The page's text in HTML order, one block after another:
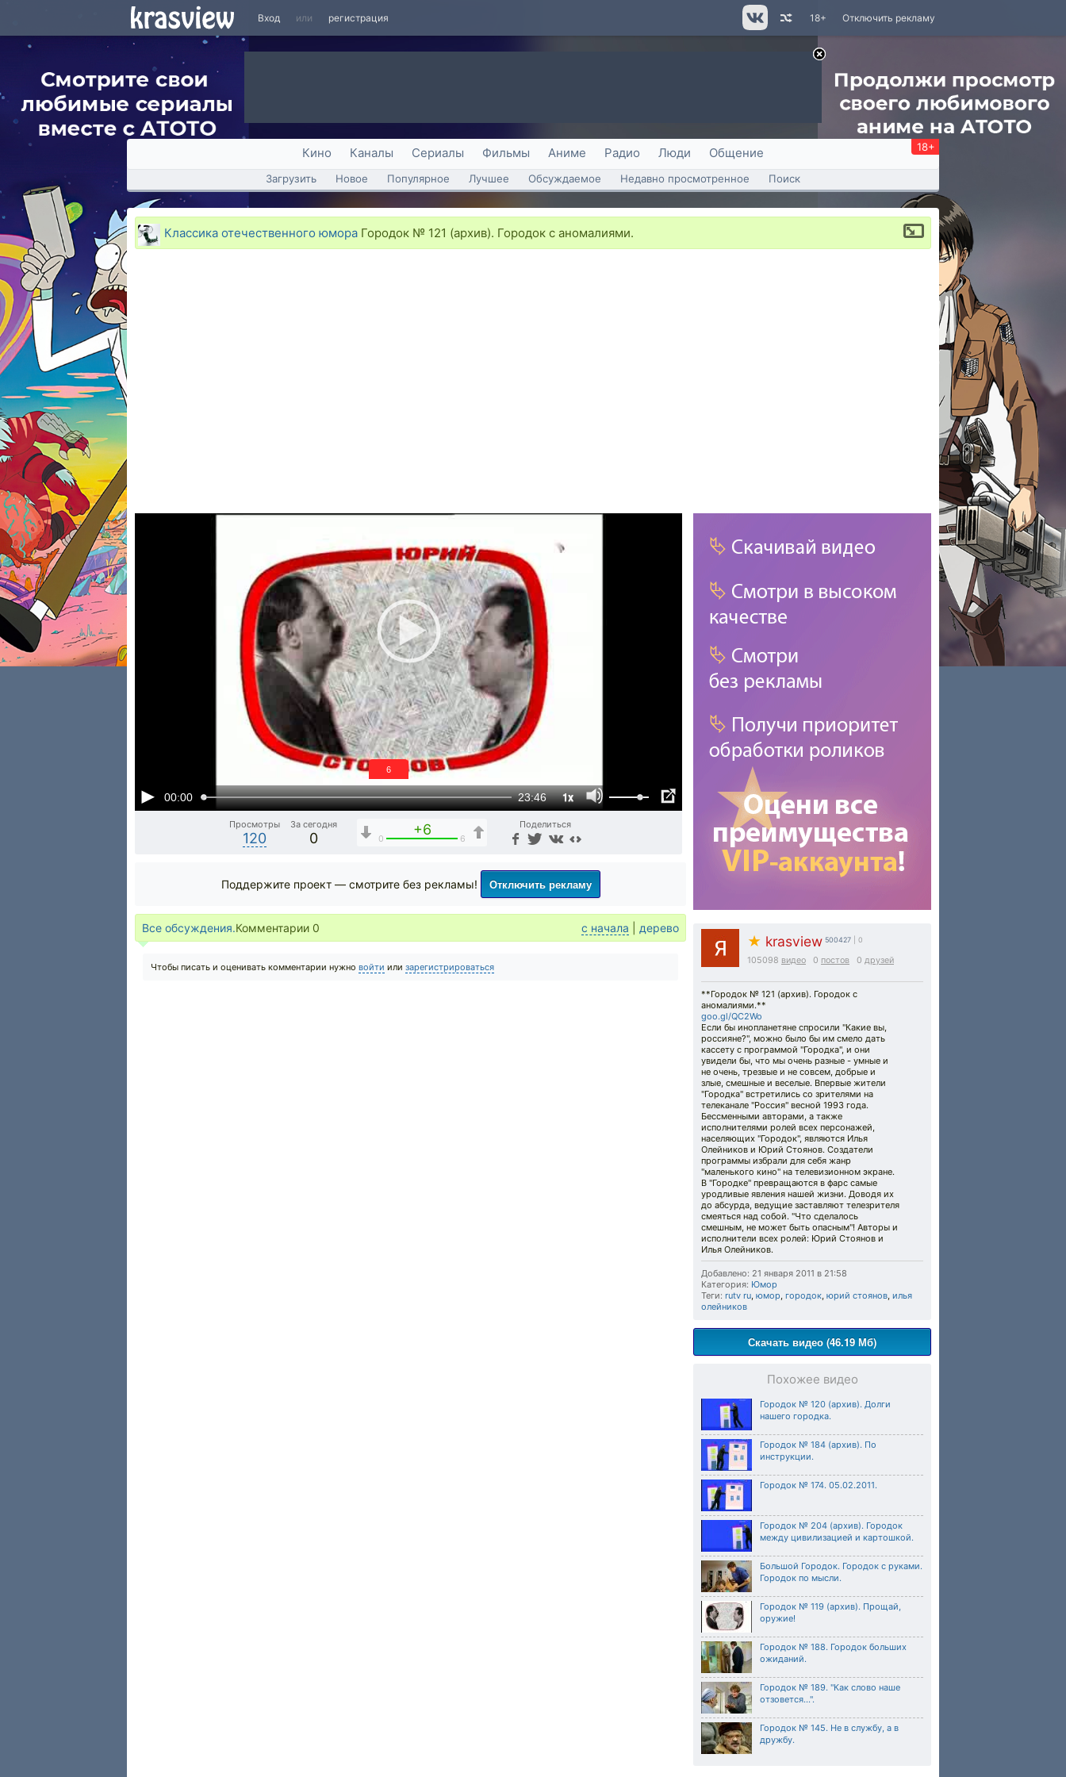
Вход или регистрация Отключить рекламу
18+
Кино Каналы Сериалы Фильмы Аниме Радио Люди Общение 18+
Загрузить Новое Популярное Лучшее Обсуждаемое Недавно просмотренное Поиск
Классика отечественного юмора Городок № 121 (архив). Городок с аномалиями.
00:00 23:46 1x
6
Просмотры
120
За сегодня
0
+6
0 6
Поделиться
★ krasview 500427 | 0
105098 видео 0 постов 0 друзей
**Городок № 121 (архив). Городок с
аномалиями.**
goo.gl/QC2Wo
Если бы инопланетяне спросили "Какие вы,
россияне?", можно было бы им смело дать
кассету с программой "Городка", и они
увидели бы, что мы очень разные - умные и
не очень, трезвые и не совсем, добрые и
злые, смешные и веселые. Впервые жители
"Городка" встретились со зрителями на
телеканале "Россия" весной 1993 года.
Бессменными авторами, а также
исполнителями ролей всех персонажей,
населяющих "Городок", являются Илья
Олейников и Юрий Стоянов. Создатели
программы избрали для себя жанр
"маленького кино" на телевизионном экране.
В "Городке" превращаются в фарс самые
уродливые явления нашей жизни. Доводя их
до абсурда, ведущие заставляют телезрителя
смеяться над собой. "Что сделалось
смешным, не может быть опасным"! Авторы и
исполнители всех ролей: Юрий Стоянов и
Илья Олейников.
Добавлено: 21 января 2011 в 21:58
Категория: Юмор
Теги: rutv ru, юмор, городок, юрий стоянов, илья
олейников
Скачать видео (46.19 Мб)
Похожее видео
Городок № 120 (архив). Долги
нашего городка.
Городок № 184 (архив). По
инструкции.
Городок № 174. 05.02.2011.
Городок № 204 (архив). Городок
между цивилизацией и картошкой.
Большой Городок. Городок с руками.
Городок по мысли.
Городок № 119 (архив). Прощай,
оружие!
Городок № 188. Городок больших
ожиданий.
Городок № 189. "Как слово наше
отзовется...".
Городок № 145. Не в службу, а в
дружбу.
Поддержите проект — смотрите без рекламы! Отключить рекламу
Все обсуждения.Комментарии 0 с начала дерево
Чтобы писать и оценивать комментарии нужно войти или зарегистрироваться